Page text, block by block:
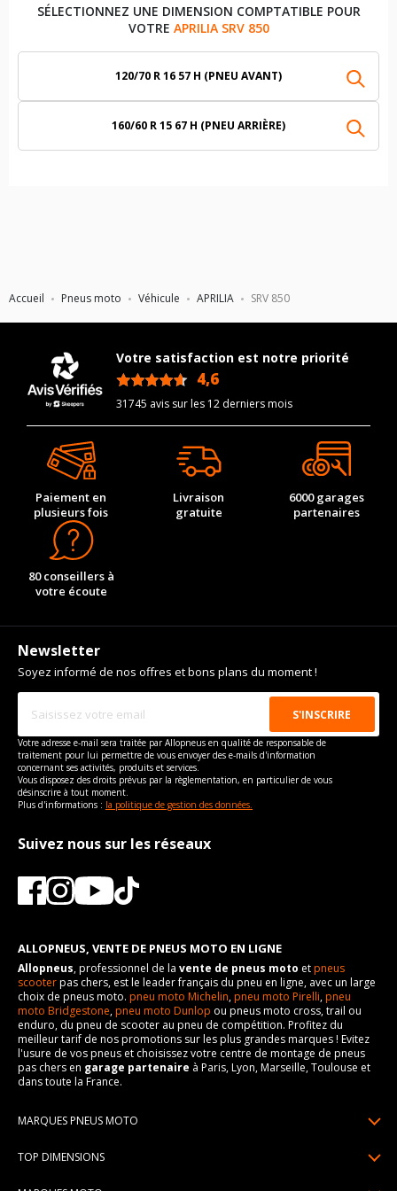
Accueil Pneus moto Véhicule APRILIA SRV 850
SÉLECTIONNEZ UNE DIMENSION COMPTATIBLE POUR
VOTRE APRILIA SRV 850
120/70 R 16 57 H (PNEU AVANT)
160/60 R 15 67 H (PNEU ARRIÈRE)
Votre satisfaction est notre priorité
4,6
31745 avis sur les 12 derniers mois
Paiement en
plusieurs fois
Livraison
gratuite
6000 garages
partenaires
80 conseillers à
votre écoute
Newsletter
Soyez informé de nos offres et bons plans du moment !
Votre adresse e-mail sera traitée par Allopneus en qualité de responsable de
traitement pour lui permettre de vous envoyer des e-mails d'information
concernant ses activités, produits et services.
Vous disposez des droits prévus par la règlementation, en particulier de vous
désinscrire à tout moment.
Plus d'informations : la politique de gestion des données.
Suivez nous sur les réseaux
ALLOPNEUS, VENTE DE PNEUS MOTO EN LIGNE
Allopneus, professionnel de la vente de pneus moto etpneus
scooterpas chers, est le leader français du pneu en ligne, avec un large
choix de pneus moto. pneu moto Michelin,pneu moto Pirelli,pneu
moto Bridgestone,pneu moto Dunlop ou pneus moto cross, trail ou
enduro, du pneu de scooter au pneu de compétition. Profitez du
meilleur tarif de nos promotions sur les plus grandes marques ! Evitez
l'usure de vos pneus et choisissez votre centre de montage de pneus
pas chers en garage partenaire à Paris, Lyon, Marseille, Toulouse et
dans toute la France.
MARQUES PNEUS MOTO
TOP DIMENSIONS